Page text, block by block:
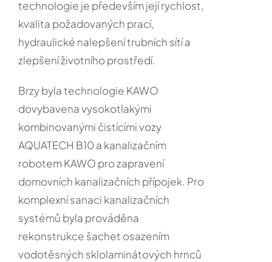
technologie je především její rychlost,
kvalita požadovaných prací,
hydraulické nalepšení trubních sítí a
zlepšení životního prostředí.
Brzy byla technologie KAWO
dovybavena vysokotlakými
kombinovanými čistícími vozy
AQUATECH B10 a kanalizačním
robotem KAWO pro zapravení
domovních kanalizačních přípojek. Pro
komplexní sanaci kanalizačních
systémů byla prováděna
rekonstrukce šachet osazením
vodotěsných sklolaminátových hrnců